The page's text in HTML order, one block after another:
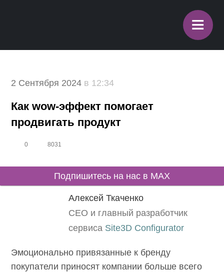
≡
2 Сентября 2024 в 12:34
Как wow-эффект помогает
продвигать продукт
0 8031
Подпишитесь на нас в MAX
Алексей Ткаченко
СЕО и главный разработчик
сервисаSite3D Configurator
Эмоционально привязанные к бренду
покупатели приносят компании больше